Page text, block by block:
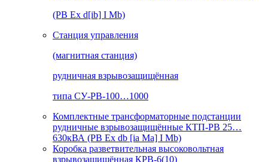
(РВ Ex d[ib] I Mb)
Станция управления
(магнитная станция)
рудничная взрывозащищённая
типа СУ-РВ-100…1000
Комплектные трансформаторные подстанции
рудничные взрывозащищённые КТП-РВ 25…
630кВА (РВ Ex db [ia Ma] I Mb)
Коробка разветвительная высоковольтная
взрывозащищённая КРВ-6(10)